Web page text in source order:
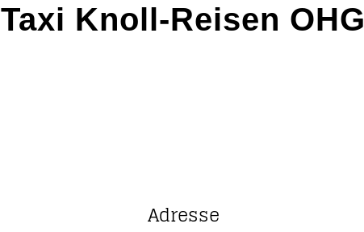
Taxi Knoll-Reisen OHG
Adresse